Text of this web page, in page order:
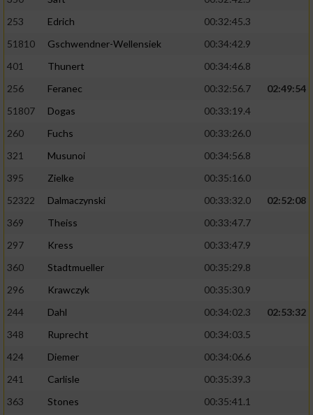
253
Edrich
00:32:45.3
51810
Gschwendner-Wellensiek
00:34:42.9
401
Thunert
00:34:46.8
256
Feranec 00:32:56.7
02:49:54
51807
Dogas
00:33:19.4
260
Fuchs
00:33:26.0
321
Musunoi
00:34:56.8
395
Zielke
00:35:16.0
52322
Dalmaczynski 00:33:32.0
02:52:08
369
Theiss
00:33:47.7
297
Kress
00:33:47.9
360
Stadtmueller
00:35:29.8
296
Krawczyk
00:35:30.9
244
Dahl 00:34:02.3
02:53:32
348
Ruprecht
00:34:03.5
424
Diemer
00:34:06.6
241
Carlisle
00:35:39.3
363
Stones
00:35:41.1